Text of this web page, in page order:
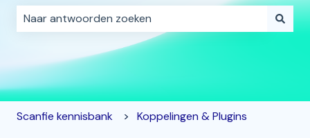
Er zijn geen suggesties want het zoekveld is leeg.
Scanfie kennisbank Koppelingen & Plugins